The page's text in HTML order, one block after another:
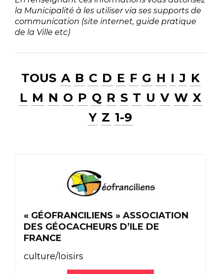
la Municipalité à les utiliser via ses supports de
communication (site internet, guide pratique
de la Ville etc)
TOUS A B C D E F G H I J K
L M N O P Q R S T U V W X
Y Z 1-9
« GÉOFRANCILIENS » ASSOCIATION
DES GÉOCACHEURS D’ILE DE
FRANCE
culture/loisirs